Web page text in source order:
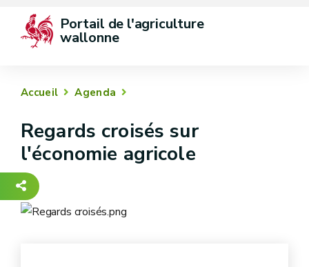
Portail de l'agriculture
wallonne
Accueil Agenda
Regards croisés sur
l'économie agricole
-